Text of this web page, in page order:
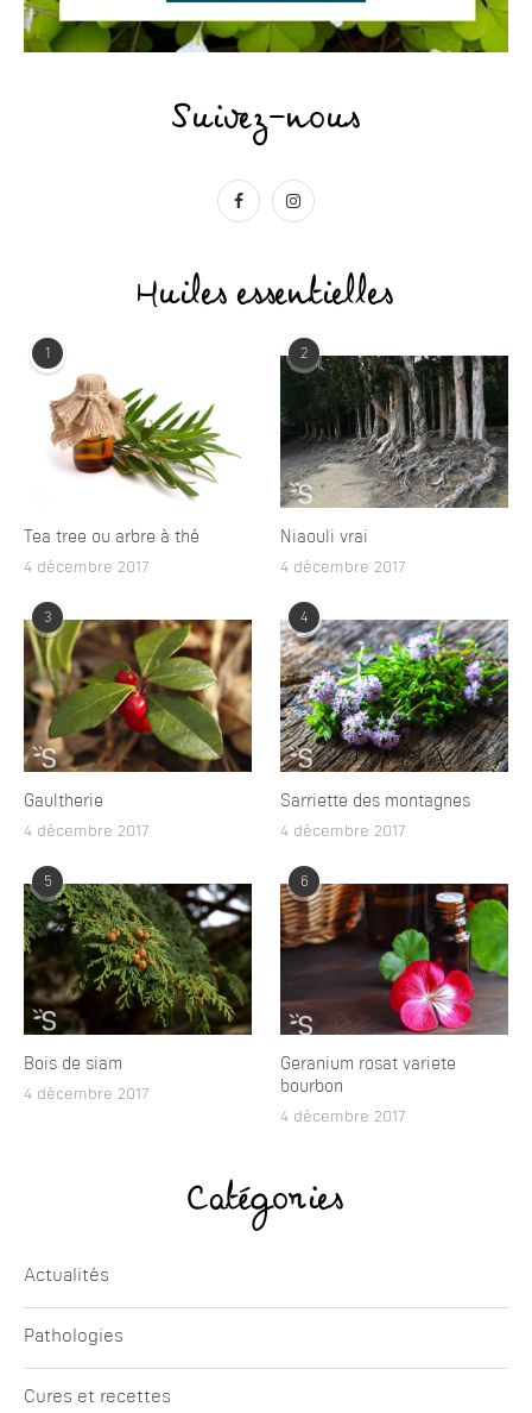
Suivez-nous
Huiles essentielles
1
Tea tree ou arbre à thé
4 décembre 2017
2
Niaouli vrai
4 décembre 2017
3
Gaultherie
4 décembre 2017
4
Sarriette des montagnes
4 décembre 2017
5
Bois de siam
4 décembre 2017
6
Geranium rosat variete
bourbon
4 décembre 2017
Catégories
Actualités
Pathologies
Cures et recettes